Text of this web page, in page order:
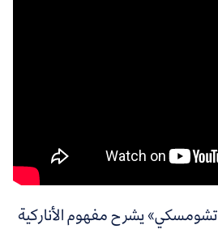
يشرح مفهوم الأناركية